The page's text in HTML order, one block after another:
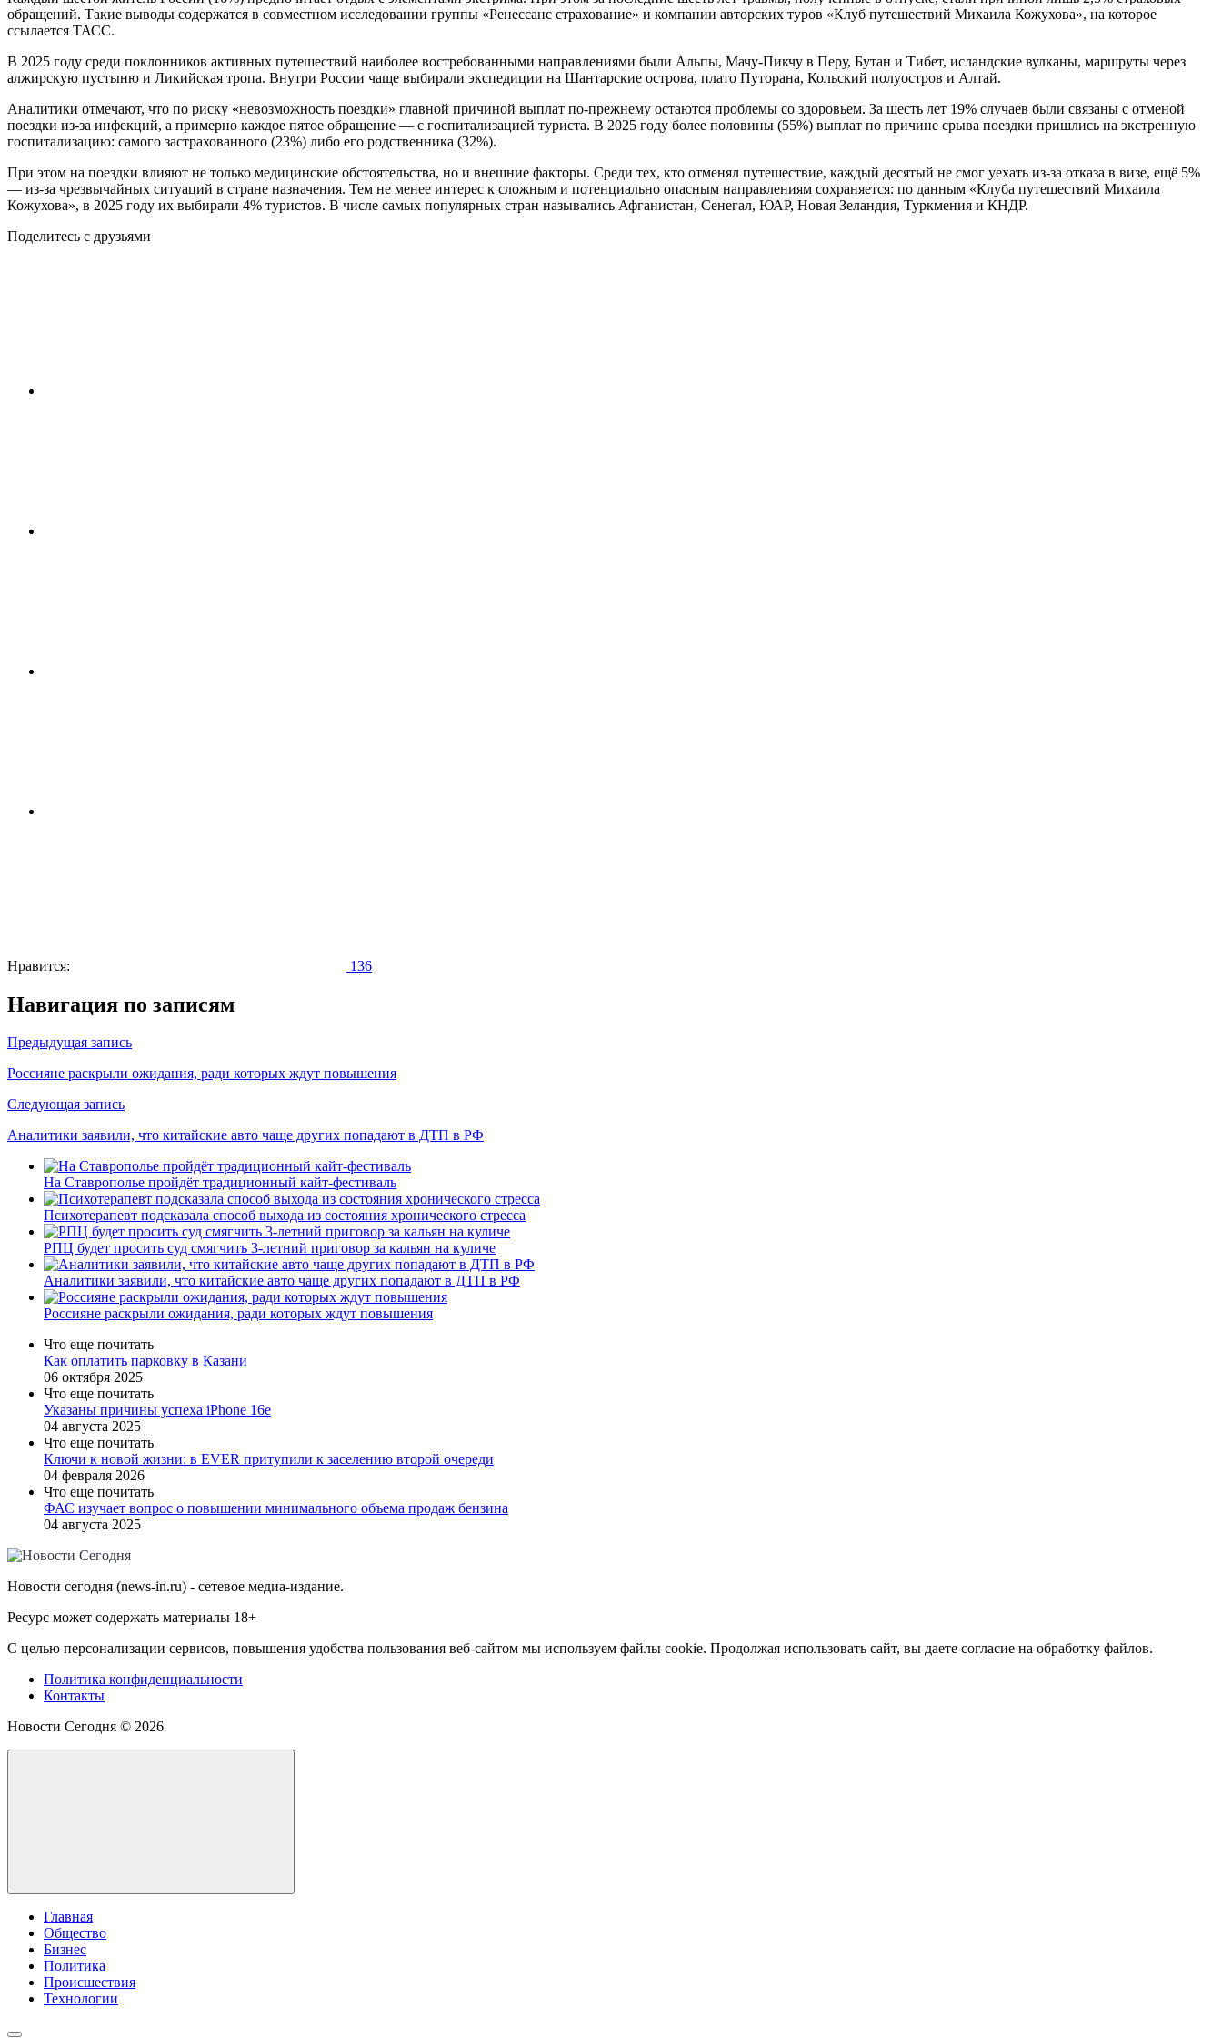
обращений. Такие выводы содержатся в совместном исследовании группы «Ренессанс страхование» и компании авторских туров «Клуб путешествий Михаила Кожухова», на которое
ссылается ТАСС.
В 2025 году среди поклонников активных путешествий наиболее востребованными направлениями были Альпы, Мачу‑Пикчу в Перу, Бутан и Тибет, исландские вулканы, маршруты через
алжирскую пустыню и Ликийская тропа. Внутри России чаще выбирали экспедиции на Шантарские острова, плато Путорана, Кольский полуостров и Алтай.
Аналитики отмечают, что по риску «невозможность поездки» главной причиной выплат по-прежнему остаются проблемы со здоровьем. За шесть лет 19% случаев были связаны с отменой
поездки из-за инфекций, а примерно каждое пятое обращение — с госпитализацией туриста. В 2025 году более половины (55%) выплат по причине срыва поездки пришлись на экстренную
госпитализацию: самого застрахованного (23%) либо его родственника (32%).
При этом на поездки влияют не только медицинские обстоятельства, но и внешние факторы. Среди тех, кто отменял путешествие, каждый десятый не смог уехать из-за отказа в визе, ещё 5%
— из-за чрезвычайных ситуаций в стране назначения. Тем не менее интерес к сложным и потенциально опасным направлениям сохраняется: по данным «Клуба путешествий Михаила
Кожухова», в 2025 году их выбирали 4% туристов. В числе самых популярных стран назывались Афганистан, Сенегал, ЮАР, Новая Зеландия, Туркмения и КНДР.
Поделитесь с друзьями
Нравится: 136
Навигация по записям
Предыдущая запись
Россияне раскрыли ожидания, ради которых ждут повышения
Следующая запись
Аналитики заявили, что китайские авто чаще других попадают в ДТП в РФ
На Ставрополье пройдёт традиционный кайт-фестиваль
Психотерапевт подсказала способ выхода из состояния хронического стресса
РПЦ будет просить суд смягчить 3-летний приговор за кальян на куличе
Аналитики заявили, что китайские авто чаще других попадают в ДТП в РФ
Россияне раскрыли ожидания, ради которых ждут повышения
Что еще почитать
Как оплатить парковку в Казани
06 октября 2025
Что еще почитать
Указаны причины успеха iPhone 16e
04 августа 2025
Что еще почитать
Ключи к новой жизни: в EVER притупили к заселению второй очереди
04 февраля 2026
Что еще почитать
ФАС изучает вопрос о повышении минимального объема продаж бензина
04 августа 2025
Новости сегодня (news-in.ru) - сетевое медиа-издание.
Ресурс может содержать материалы 18+
С целью персонализации сервисов, повышения удобства пользования веб-сайтом мы используем файлы cookie. Продолжая использовать сайт, вы даете согласие на обработку файлов.
Политика конфиденциальности
Контакты
Новости Сегодня © 2026
Главная
Общество
Бизнес
Политика
Происшествия
Технологии